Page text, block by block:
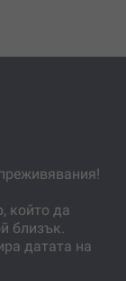
който да
близък.
датата на